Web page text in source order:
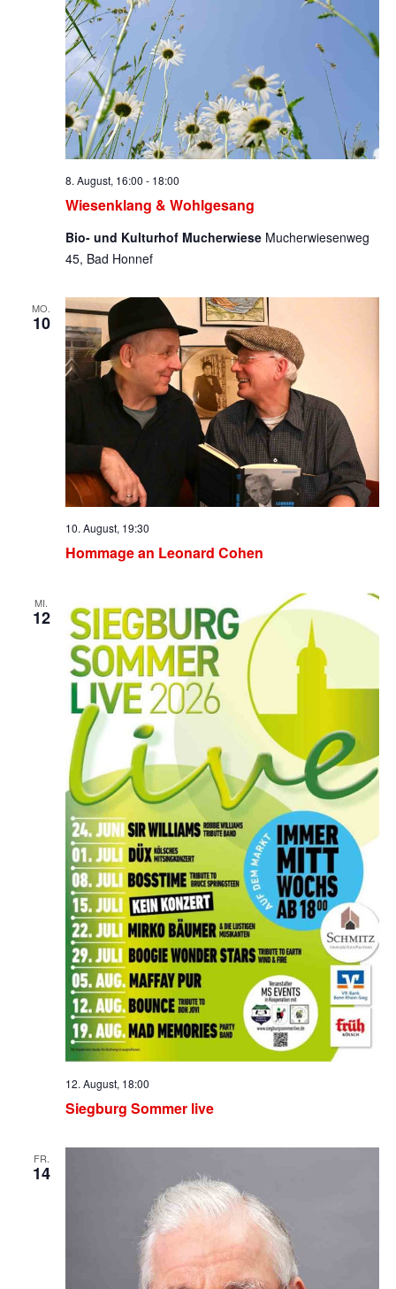
Wiesenklang & Wohlgesang
8. August, 16:00 - 18:00
Bio- und Kulturhof Mucherwiese Mucherwiesenweg
45, Bad Honnef
MO.
10
Hommage an Leonard Cohen
10. August, 19:30
MI.
12
Siegburg Sommer live
12. August, 18:00
FR.
14